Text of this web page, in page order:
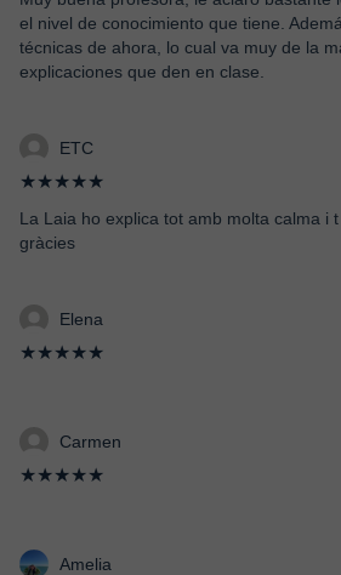
el nivel de conocimiento que tiene.
técnicas de ahora, lo cual va muy de la
explicaciones que den en clase.
ETC
★★★★★
La Laia ho explica tot amb molta calma i
gràcies
Elena
★★★★★
Carmen
★★★★★
Amelia